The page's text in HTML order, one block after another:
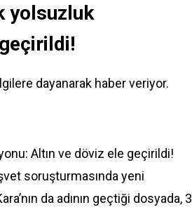
yolsuzluk
dayanarak haber veriyor.
Altın ve döviz ele geçirildi!
soruşturmasında yeni
da adının geçtiği dosyada, 3